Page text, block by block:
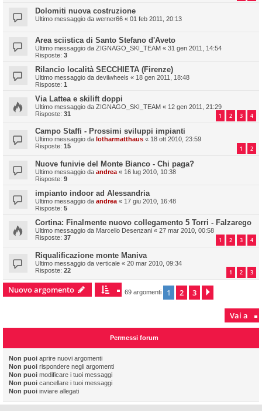
Dolomiti nuova costruzione
Ultimo messaggio da werner66 « 01 feb 2011, 20:13
Area sciistica di Santo Stefano d'Aveto
Ultimo messaggio da ZIGNAGO_SKI_TEAM « 31 gen 2011, 14:54
Risposte: 3
Rilancio località SECCHIETA (Firenze)
Ultimo messaggio da devilwheels « 18 gen 2011, 18:48
Risposte: 1
Via Lattea e skilift doppi
Ultimo messaggio da ZIGNAGO_SKI_TEAM « 12 gen 2011, 21:29
Risposte: 31 1 2 3 4
Campo Staffi - Prossimi sviluppi impianti
Ultimo messaggio da lotharmatthaus « 18 ott 2010, 23:59
Risposte: 15 1 2
Nuove funivie del Monte Bianco - Chi paga?
Ultimo messaggio da andrea « 16 lug 2010, 10:38
Risposte: 9
impianto indoor ad Alessandria
Ultimo messaggio da andrea « 17 giu 2010, 16:48
Risposte: 5
Cortina: Finalmente nuovo collegamento 5 Torri - Falzarego
Ultimo messaggio da Marcello Desenzani « 27 mar 2010, 00:58
Risposte: 37 1 2 3 4
Riqualificazione monte Maniva
Ultimo messaggio da verticale « 20 mar 2010, 09:34
Risposte: 22 1 2 3
Nuovo argomento 69 argomenti 1 2 3
Vai a
Permessi forum
Non puoi aprire nuovi argomenti
Non puoi rispondere negli argomenti
Non puoi modificare i tuoi messaggi
Non puoi cancellare i tuoi messaggi
Non puoi inviare allegati